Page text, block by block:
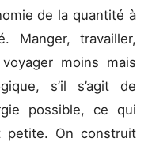
de la quantité à
Manger, travailler,
moins mais
s’il s’agit de
possible, ce qui
On construit